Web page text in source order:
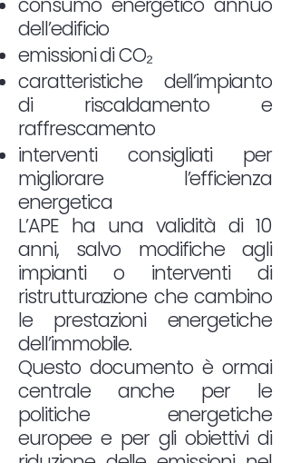
dell’edificio
emissioni di CO₂
caratteristiche dell’impianto
di riscaldamento e
raffrescamento
interventi consigliati per
migliorare l’efficienza
energetica
L’APE ha una validità di 10
anni, salvo modifiche agli
impianti o interventi di
ristrutturazione che cambino
le prestazioni energetiche
dell’immobile.
Questo documento è ormai
centrale anche per le
politiche energetiche
europee e per gli obiettivi di